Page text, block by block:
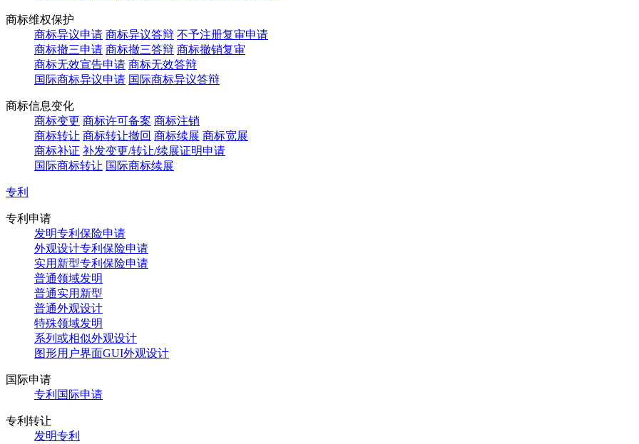
商标维权保护
商标异议申请 商标异议答辩 不予注册复审申请
商标撤三申请 商标撤三答辩 商标撤销复审
商标无效宣告申请 商标无效答辩
国际商标异议申请 国际商标异议答辩
商标信息变化
商标变更 商标许可备案 商标注销
商标转让 商标转让撤回 商标续展 商标宽展
商标补证 补发变更/转让/续展证明申请
国际商标转让 国际商标续展
专利
专利申请
发明专利保险申请
外观设计专利保险申请
实用新型专利保险申请
普通领域发明
普通实用新型
普通外观设计
特殊领域发明
系列或相似外观设计
图形用户界面GUI外观设计
国际申请
专利国际申请
专利转让
发明专利